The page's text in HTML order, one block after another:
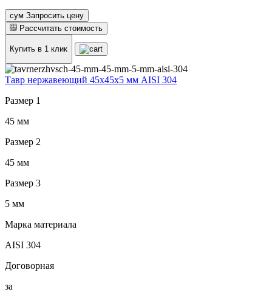
сум Запросить цену
Рассчитать стоимость
Купить в 1 клик
Тавр нержавеющий 45x45x5 мм AISI 304
Размер 1
45 мм
Размер 2
45 мм
Размер 3
5 мм
Марка материала
AISI 304
Договорная
за